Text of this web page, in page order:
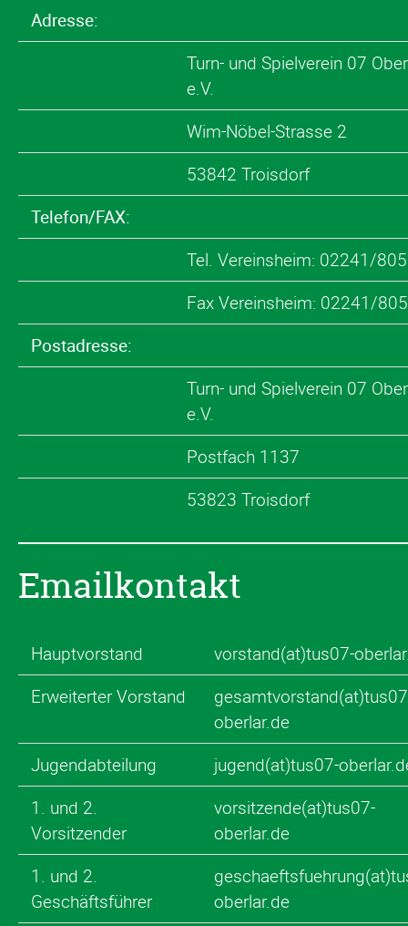
Adresse:
Turn- und Spielverein 07
e.V.
Wim-Nöbel-Strasse 2
53842 Troisdorf
Telefon/FAX:
Tel. Vereinsheim: 02241/
Fax Vereinsheim: 02241/
Postadresse:
Turn- und Spielverein 07
e.V.
Postfach 1137
53823 Troisdorf
Emailkontakt
Hauptvorstand
vorstand(at)tus07-
Erweiterter Vorstand
oberlar.de
Jugendabteilung
jugend(at)tus07-
1. und 2.
Vorsitzender
vorsitzende(at)tus07-
oberlar.de
1. und 2.
Geschäftsführer
oberlar.de